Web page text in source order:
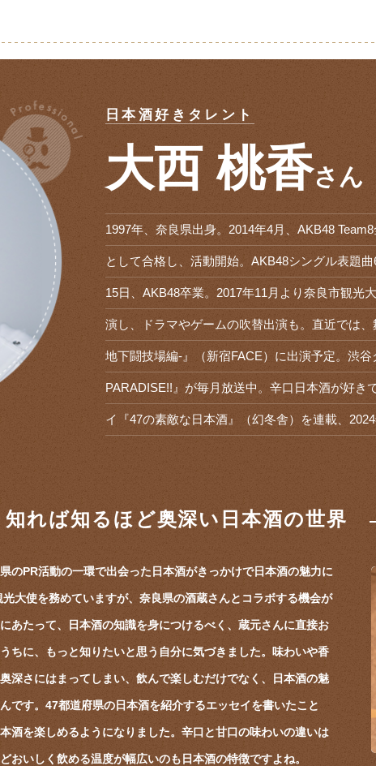
日本酒好きタレント
大西 桃香さん
1997年、奈良県出身。2014年4月、AKB48
として合格し、活動開始。AKB48シングル表題
15日、AKB48卒業。2017年11月より奈良市観光
演し、ドラマやゲームの吹替出演も。直近では
地下闘技場編-』（新宿FACE）に出演予定。渋
PARADISE!!』が毎月放送中。辛口日本酒が好き
イ『47の素敵な日本酒』（幻冬舎）を連載、2024
知れば知るほど奥深い日本酒の世界
のPR活動の一環で出会った日本酒がきっかけで日本酒の魅力に
大使を務めていますが、奈良県の酒蔵さんとコラボする機会が
あたって、日本酒の知識を身につけるべく、蔵元さんに直接お
ちに、もっと知りたいと思う自分に気づきました。味わいや香
深さにはまってしまい、飲んで楽しむだけでなく、日本酒の魅
です。47都道府県の日本酒を紹介するエッセイを書いたこと
酒を楽しめるようになりました。辛口と甘口の味わいの違いは
おいしく飲める温度が幅広いのも日本酒の特徴ですよね。